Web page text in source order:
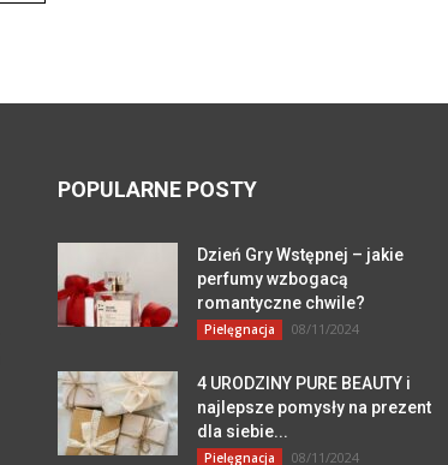
POPULARNE POSTY
Dzień Gry Wstępnej – jakie
perfumy wzbogacą
romantyczne chwile?
Pielęgnacja 08/11/2024
4 URODZINY PURE BEAUTY i
najlepsze pomysły na prezent
dla siebie...
Pielęgnacja 08/11/2024